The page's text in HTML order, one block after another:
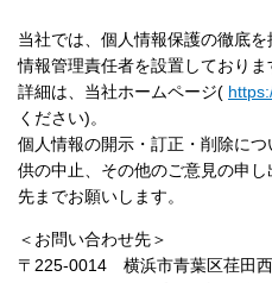
当社では、個人情報保護の徹底
情報管理責任者を設置しており
詳細は、当社ホームページ(
ください)。
個人情報の開示・訂正・削除に
供の中止、その他のご意見の申
先までお願いします。
＜お問い合わせ先＞
〒225-0014 横浜市青葉区荏田